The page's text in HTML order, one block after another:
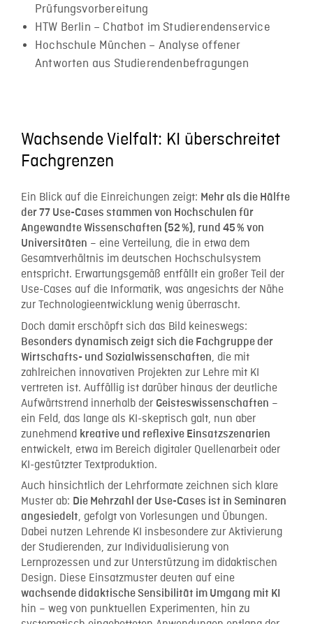
Prüfungsvorbereitung
HTW Berlin – Chatbot im Studierendenservice
Hochschule München – Analyse offener
Antworten aus Studierendenbefragungen
Wachsende Vielfalt: KI überschreitet
Fachgrenzen
Ein Blick auf die Einreichungen zeigt: Mehr als die Hälfte
der 77 Use-Cases stammen von Hochschulen für
Angewandte Wissenschaften (52 %), rund 45 % von
Universitäten – eine Verteilung, die in etwa dem
Gesamtverhältnis im deutschen Hochschulsystem
entspricht. Erwartungsgemäß entfällt ein großer Teil der
Use-Cases auf die Informatik, was angesichts der Nähe
zur Technologieentwicklung wenig überrascht.
Doch damit erschöpft sich das Bild keineswegs:
Besonders dynamisch zeigt sich die Fachgruppe der
Wirtschafts- und Sozialwissenschaften, die mit
zahlreichen innovativen Projekten zur Lehre mit KI
vertreten ist. Auffällig ist darüber hinaus der deutliche
Aufwärtstrend innerhalb der Geisteswissenschaften –
ein Feld, das lange als KI-skeptisch galt, nun aber
zunehmend kreative und reflexive Einsatzszenarien
entwickelt, etwa im Bereich digitaler Quellenarbeit oder
KI-gestützter Textproduktion.
Auch hinsichtlich der Lehrformate zeichnen sich klare
Muster ab: Die Mehrzahl der Use-Cases ist in Seminaren
angesiedelt, gefolgt von Vorlesungen und Übungen.
Dabei nutzen Lehrende KI insbesondere zur Aktivierung
der Studierenden, zur Individualisierung von
Lernprozessen und zur Unterstützung im didaktischen
Design. Diese Einsatzmuster deuten auf eine
wachsende didaktische Sensibilität im Umgang mit KI
hin – weg von punktuellen Experimenten, hin zu